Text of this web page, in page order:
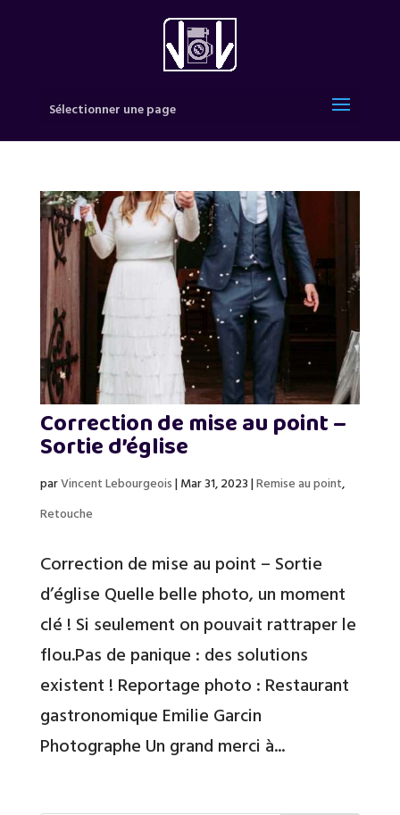
Sélectionner une page
Correction de mise au point –
Sortie d’église
parVincent Lebourgeois|Mar 31, 2023|Remise au point,
Retouche
Correction de mise au point – Sortie
d’église Quelle belle photo, un moment
clé ! Si seulement on pouvait rattraper le
flou.Pas de panique : des solutions
existent ! Reportage photo : Restaurant
gastronomique Emilie Garcin
Photographe Un grand merci à...